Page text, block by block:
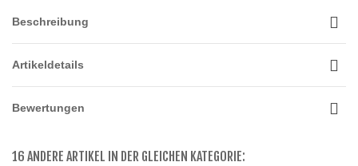
Beschreibung
Artikeldetails
Bewertungen
16 ANDERE ARTIKEL IN DER GLEICHEN KATEGORIE: